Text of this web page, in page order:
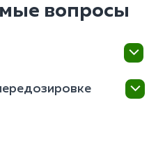
вопросы
зависит от
пациента и